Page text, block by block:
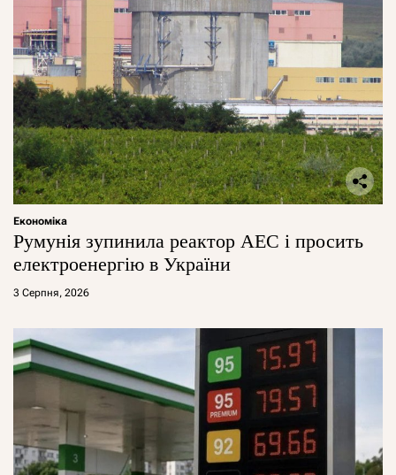
Економіка
Румунія зупинила реактор АЕС і просить
електроенергію в України
3 Серпня, 2026